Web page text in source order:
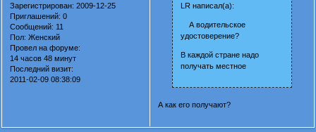
Зарегистрирован: 2009-12-25
Приглашений: 0
Сообщений: 11
Пол: Женский
Провел на форуме:
14 часов 48 минут
Последний визит:
2011-02-09 08:38:09
LR написал(а):
А водительское
удостоверение?
В каждой стране надо
получать местное
А как его получают?